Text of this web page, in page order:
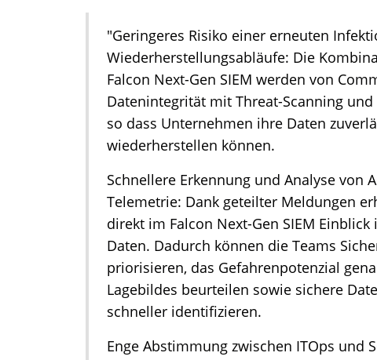
"Geringeres Risiko einer erneuten
Wiederherstellungsabläufe: Die
Falcon Next-Gen SIEM werden von
Datenintegrität mit Threat-Scanning
so dass Unternehmen ihre Daten
wiederherstellen können.
Schnellere Erkennung und Analyse von
Telemetrie: Dank geteilter Meldungen
direkt im Falcon Next-Gen SIEM
Daten. Dadurch können die Teams
priorisieren, das Gefahrenpotenzial
Lagebildes beurteilen sowie sichere
schneller identifizieren.
Enge Abstimmung zwischen ITOps und